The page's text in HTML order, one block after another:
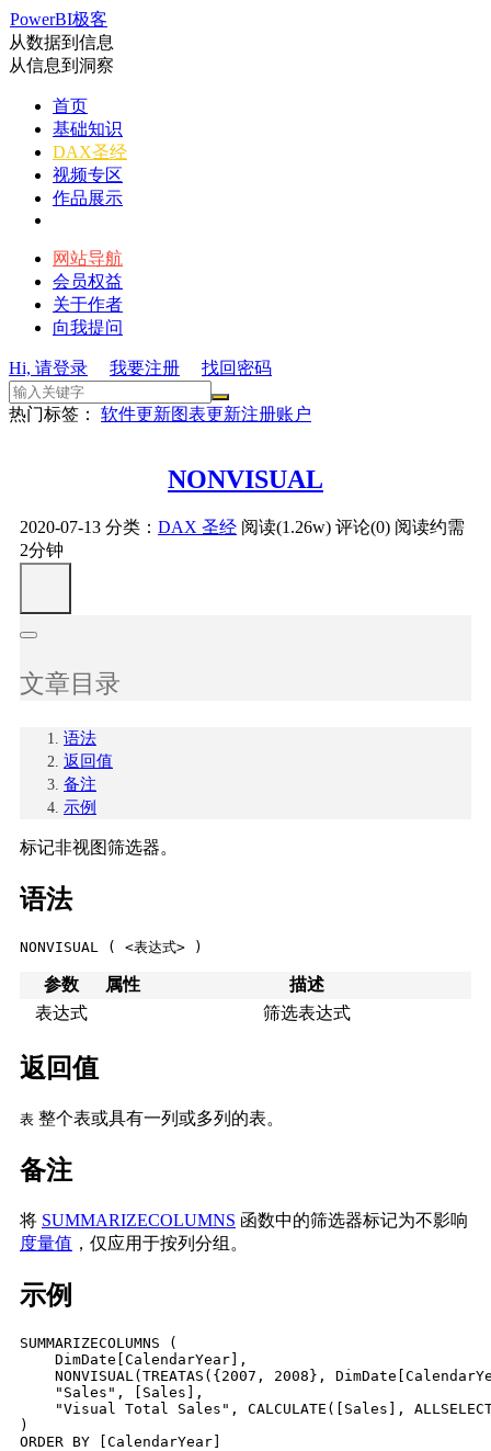
PowerBI极客
从数据到信息
从信息到洞察
首页
基础知识
DAX圣经
视频专区
作品展示
网站导航
会员权益
关于作者
向我提问
Hi, 请登录 我要注册 找回密码
热门标签： 软件更新图表更新注册账户
NONVISUAL
2020-07-13 分类： DAX 圣经 阅读(1.26w) 评论(0) 阅读约需
2分钟
文章目录
语法
返回值
备注
示例
标记非视图筛选器。
语法
NONVISUAL ( <表达式> )
参数 属性
描述
表达式
筛选表达式
返回值
表 整个表或具有一列或多列的表。
备注
将 SUMMARIZECOLUMNS 函数中的筛选器标记为不影响
度量值 ，仅应用于按列分组。
示例
SUMMARIZECOLUMNS (
    DimDate[CalendarYear],
NONVISUAL(TREATAS({2007, 2008},
    "Sales", [Sales],
"Visual Total Sales", CALCULATE([Sales],
)
ORDER BY [CalendarYear]